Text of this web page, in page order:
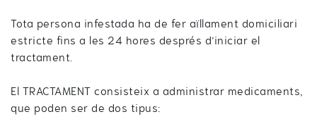
Tota persona infestada ha de fer aïllament domiciliari
estricte fins a les 24 hores després d’iniciar el
tractament.
El TRACTAMENT consisteix a administrar medicaments,
que poden ser de dos tipus: